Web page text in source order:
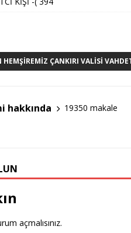
HEMŞIREMIZ ÇANKIRI VALISI
hakkında
19350 makale
açmalısınız.